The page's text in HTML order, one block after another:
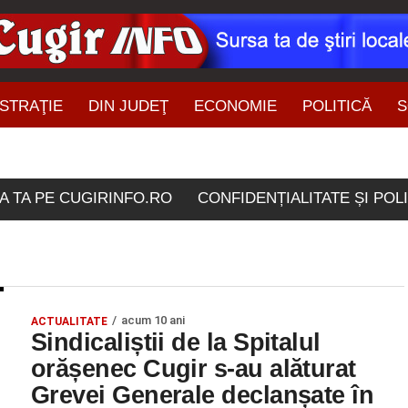
DIN JUDEŢ ECONOMIE POLITICĂ
TA PE CUGIRINFO.RO CONFIDENȚIALITATE ȘI
etichetate "sistem de
ACTUALITATE acum 10 ani
Sindicaliștii de la Spitalul
orășenec Cugir s-au alăturat
Grevei Generale declanșate în